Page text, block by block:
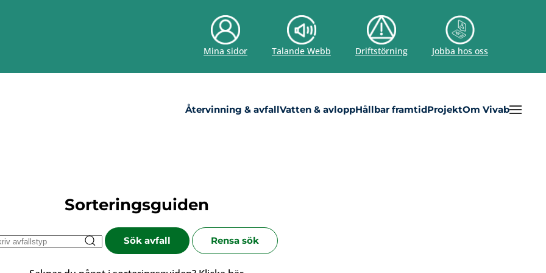
Mina sidor Talande Webb Driftstörning Jobba hos oss
Återvinning & avfallVatten & avloppHållbar framtidProjektOm Vivab
Sorteringsguiden
Sök avfall Rensa sök